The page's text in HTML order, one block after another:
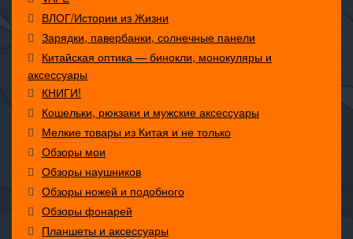
ВЛОГ/Истории из Жизни
Зарядки, павербанки, солнечные панели
Китайская оптика — бинокли, монокуляры и
аксессуары
КНИГИ!
Кошельки, рюкзаки и мужские аксессуары
Мелкие товары из Китая и не только
Обзоры мои
Обзоры наушников
Обзоры ножей и подобного
Обзоры фонарей
Планшеты и аксессуары